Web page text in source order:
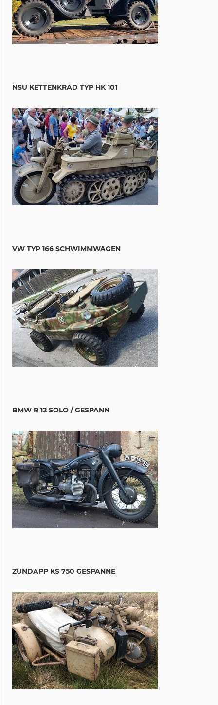
NSU KETTENKRAD TYP HK 101
VW TYP 166 SCHWIMMWAGEN
BMW R 12 SOLO / GESPANN
ZÜNDAPP KS 750 GESPANNE